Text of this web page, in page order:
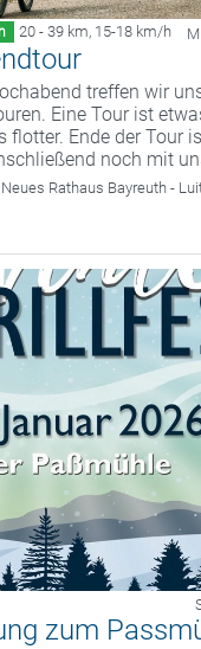
20 - 39 km, 15-18 km/h
treffen wir
Eine Tour ist
flotter. Ende der Tour
noch mit
Neues Rathaus Bayreuth -
zum